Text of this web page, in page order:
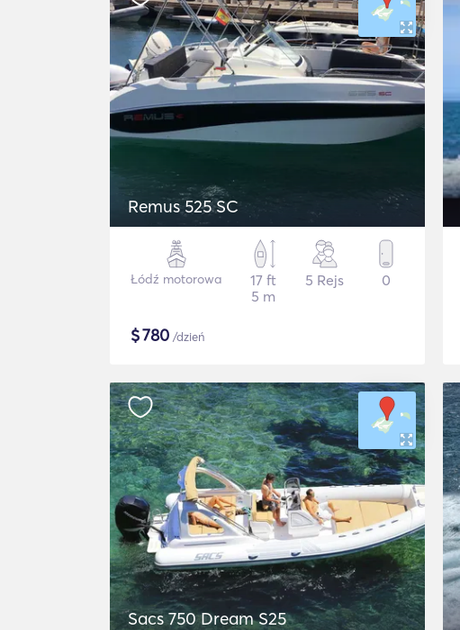
Remus 525 SC
Łódź motorowa
17 ft
5 m
5 Rejs 0
$780 /dzień
Sacs 750 Dream S25